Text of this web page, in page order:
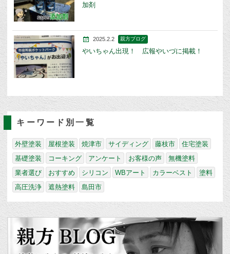
加剤
2025.2.2 親方ブログ
やいちゃん出現！ 広報やいづに掲載！
キーワード別一覧
外壁塗装 屋根塗装 焼津市 サイディング 藤枝市
住宅塗装
基礎塗装
コーキング アンケート お客様の声
無機塗料
業者選び
おすすめ シリコン WBアート カラーベスト
塗料
高圧洗浄
遮熱塗料 島田市